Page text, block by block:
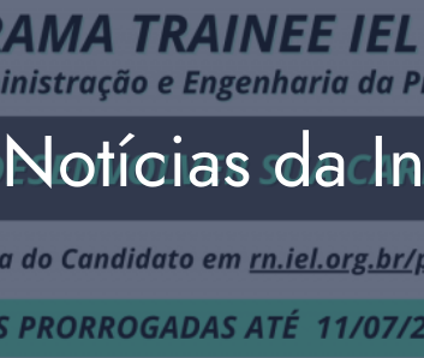
Notícias da